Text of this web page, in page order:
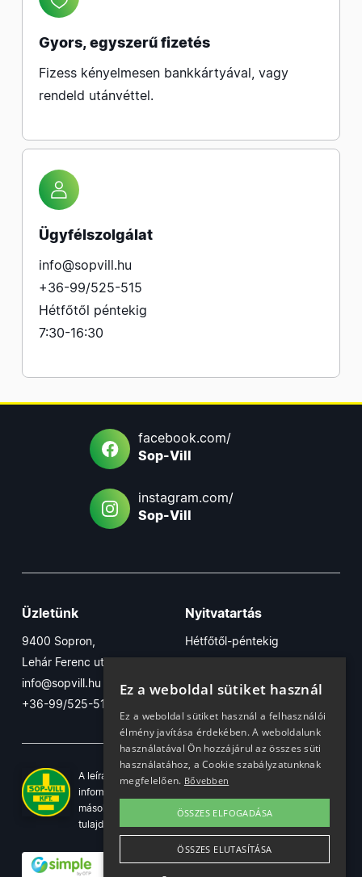
Gyors, egyszerű fizetés
Fizess kényelmesen bankkártyával, vagy
rendeld utánvéttel.
Ügyfélszolgálat
info@sopvill.hu
+36-99/525-515
Hétfőtől péntekig
7:30-16:30
facebook.com/
Sop-Vill
instagram.com/
Sop-Vill
Üzletünk
9400 Sopron,
Lehár Ferenc utca 17/B
info@sopvill.hu
+36-99/525-515
Nyitvatartás
Hétfőtől-péntekig
7:30-16:30
Szombaton
A leírások, fotók, logók, és minden egyéb azon szereplő
információ cégünk szellemi tulajdonát képezik. Azok
másolása, üzleti célú felhasználása kizárólag a jog
tulajdonosának beleegyezésével történhet.
Ez a weboldal sütiket használ
Ez a weboldal sütiket használ a felhasználói
élmény javítása érdekében. A weboldalunk
használatával Ön hozzájárul az összes süti
használatához, a Cookie szabályzatunknak
megfelelően. Bővebben
ÖSSZES ELFOGADÁSA
ÖSSZES ELUTASÍTÁSA